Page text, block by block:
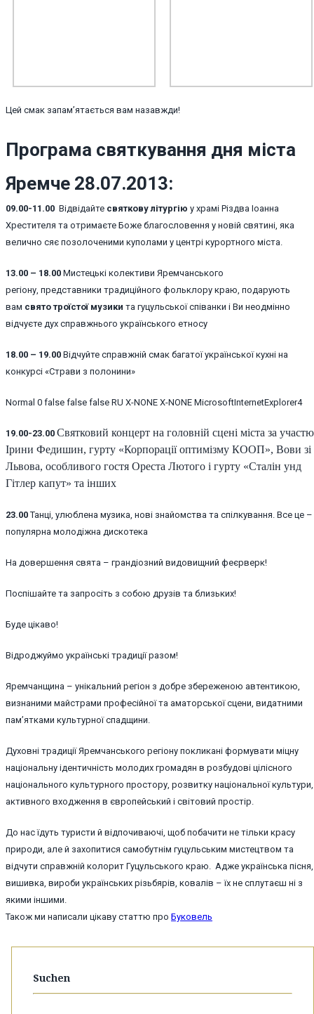
Цей смак запам’ятається вам назавжди!
Програма святкування дня міста
Яремче 28.07.2013:
09.00-11.00 Відвідайте святкову літургію у храмі Різдва Іоанна
Хрестителя та отримаєте Боже благословення у новій святині, яка
велично сяє позолоченими куполами у центрі курортного міста.
13.00 – 18.00 Мистецькі колективи Яремчанського
регіону, представники традиційного фольклору краю, подарують
вам свято троїстої музики та гуцульської співанки і Ви неодмінно
відчуєте дух справжнього українського етносу
18.00 – 19.00 Відчуйте справжній смак багатої української кухні на
конкурсі «Страви з полонини»
Normal 0 false false false RU X-NONE X-NONE MicrosoftInternetExplorer4
19.00-23.00 Святковий концерт на головній сцені міста за участю
Ірини Федишин, гурту «Корпорації оптимізму КООП», Вови зі
Львова, особливого гостя Ореста Лютого і гурту «Сталін унд
Гітлер капут» та інших
23.00Танці, улюблена музика, нові знайомства та спілкування. Все це –
популярна молодіжна дискотека
На довершення свята – грандіозний видовищний феєрверк!
Поспішайте та запросіть з собою друзів та близьких!
Буде цікаво!
Відроджуймо українські традиції разом!
Яремчанщина – унікальний регіон з добре збереженою автентикою,
визнаними майстрами професійної та аматорської сцени, видатними
пам’ятками культурної спадщини.
Духовні традиції Яремчанського регіону покликані формувати міцну
національну ідентичність молодих громадян в розбудові цілісного
національного культурного простору, розвитку національної культури,
активного входження в європейський і світовий простір.
До нас їдуть туристи й відпочиваючі, щоб побачити не тільки красу
природи, але й захопитися самобутнім гуцульським мистецтвом та
відчути справжній колорит Гуцульського краю. Адже українська пісня,
вишивка, вироби українських різьбярів, ковалів – їх не сплутаєш ні з
якими іншими.
Також ми написали цікаву статтю про Буковель
Suchen